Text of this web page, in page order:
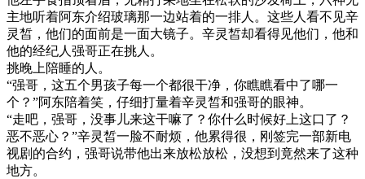
主地听着阿东介绍玻璃那一边站着的一排人。这些人看不见辛
灵皙，他们的面前是一面大镜子。辛灵皙却看得见他们，他和
他的经纪人强哥正在挑人。
挑晚上陪睡的人。
“强哥，这五个男孩子每一个都很干净，你瞧瞧看中了哪一
个？”阿东陪着笑，仔细打量着辛灵皙和强哥的眼神。
“走吧，强哥，没事儿来这干嘛了？你什么时候好上这口了？
恶不恶心？”辛灵皙一脸不耐烦，他累得很，刚签完一部新电
视剧的合约，强哥说带他出来放松放松，没想到竟然来了这种
地方。